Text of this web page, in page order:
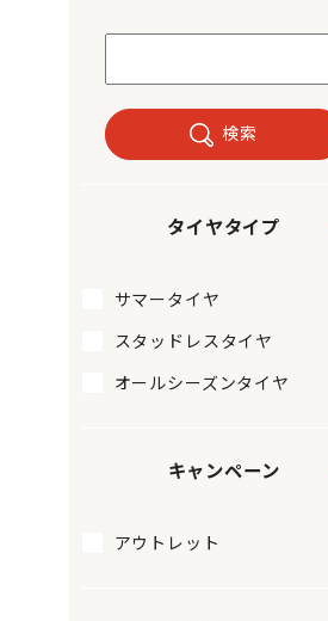
検索
タイヤタイプ
サマータイヤ
スタッドレスタイヤ
オールシーズンタイヤ
キャンペーン
アウトレット